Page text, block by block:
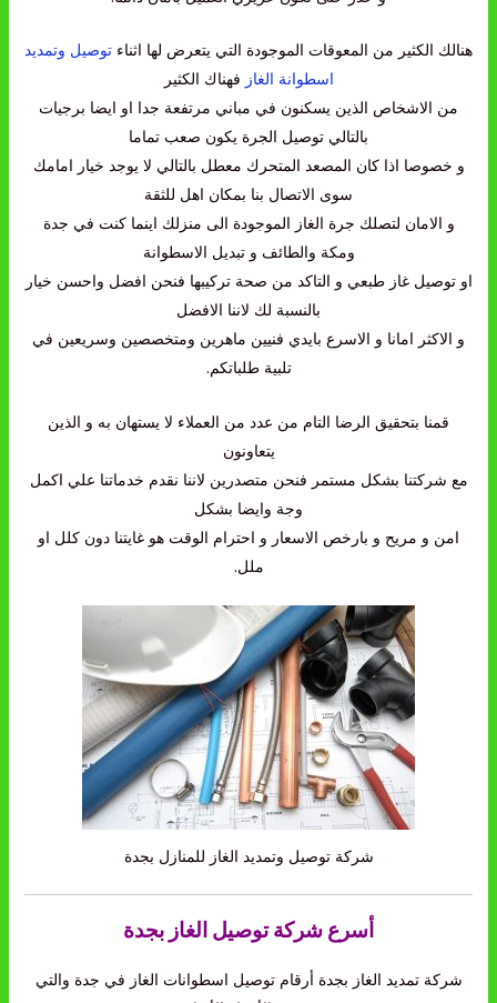
هنالك الكثير من المعوقات الموجودة التي يتعرض لها اثناء توصيل وتمديد
اسطوانة الغاز فهناك الكثير
من الاشخاص الذين يسكنون في مباني مرتفعة جدا او ايضا برجيات
بالتالي توصيل الجرة يكون صعب تماما
و خصوصا اذا كان المصعد المتحرك معطل بالتالي لا يوجد خيار امامك
سوى الاتصال بنا بمكان اهل للثقة
و الامان لتصلك جرة الغاز الموجودة الى منزلك اينما كنت في جدة
ومكة والطائف و تبديل الاسطوانة
او توصيل غاز طبعي و التاكد من صحة تركيبها فنحن افضل واحسن خيار
بالنسبة لك لاننا الافضل
و الاكثر امانا و الاسرع بايدي فنيين ماهرين ومتخصصين وسريعين في
تلبية طلباتكم.
قمنا بتحقيق الرضا التام من عدد من العملاء لا يستهان به و الذين
يتعاونون
مع شركتنا بشكل مستمر فنحن متصدرين لاننا نقدم خدماتنا علي اكمل
وجة وايضا بشكل
امن و مريح و بارخص الاسعار و احترام الوقت هو غايتنا دون كلل او
ملل.
شركة توصيل وتمديد الغاز للمنازل بجدة
أسرع شركة توصيل الغاز بجدة
شركة تمديد الغاز بجدة أرقام توصيل اسطوانات الغاز في جدة والتي